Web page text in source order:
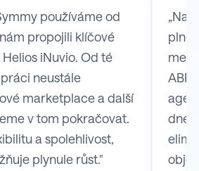
používáme od
propojili klíčové
iNuvio. Od té
neustále
marketplace a další
v tom pokračovat.
a spolehlivost,
plynule růst."
„Na
plně
mezi
dnes